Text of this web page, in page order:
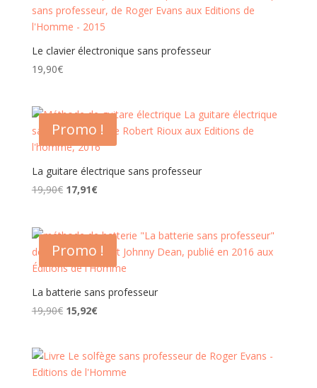
Le clavier électronique sans professeur
19,90€
Promo !
La guitare électrique sans professeur
19,90€ Le
était :
19,90€.
17,91€Le
est :
17,91€.
Promo !
La batterie sans professeur
19,90€ Le
était :
19,90€.
15,92€Le
est :
15,92€.